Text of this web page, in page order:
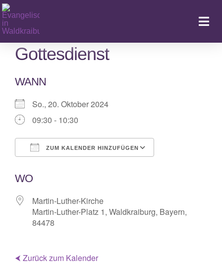
Zum
Inhalt
springen
Gottesdienst
WANN
So., 20. Oktober 2024
09:30 - 10:30
ZUM KALENDER HINZUFÜGEN
WO
Martin-Luther-Kirche
Martin-Luther-Platz 1, Waldkraiburg, Bayern,
84478
⮜ Zurück zum Kalender